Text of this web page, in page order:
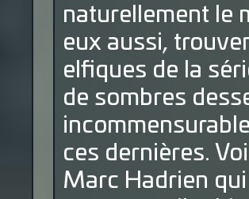
naturellement le
eux aussi,
elfiques de la
de sombres
ces dernières.
Marc Hadrien